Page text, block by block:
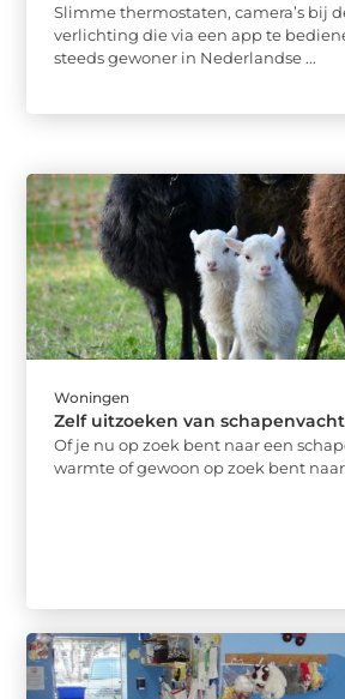
Slimme thermostaten, camera’s bij
verlichting die via een app te
steeds gewoner in Nederlandse ...
Woningen
Zelf uitzoeken van
Of je nu op zoek bent naar een
warmte of gewoon op zoek bent